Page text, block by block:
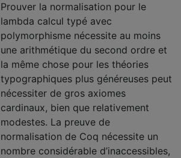
Prouver la normalisation pour le
lambda calcul typé avec
polymorphisme nécessite au moins
une arithmétique du second ordre et
la même chose pour les théories
typographiques plus généreuses peut
nécessiter de gros axiomes
cardinaux, bien que relativement
modestes. La preuve de
normalisation de Coq nécessite un
nombre considérable d’inaccessibles,